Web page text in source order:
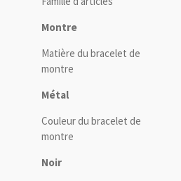
Montre
Matière du bracelet de
montre
Métal
Couleur du bracelet de
montre
Noir